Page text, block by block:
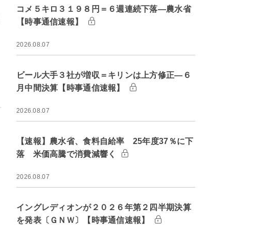
コメ５キロ３１９８円＝６週連続下落―農水省
【時事通信速報】
2026.08.07
ビール大手３社が増収＝キリンは上方修正―６
月中間決算【時事通信速報】
2026.08.07
【速報】農水省、食料自給率 25年度37％に下
落 米価高騰で消費減響く
2026.08.07
イングレディオンが２０２６年第２四半期決算
を発表〔ＧＮＷ〕【時事通信速報】